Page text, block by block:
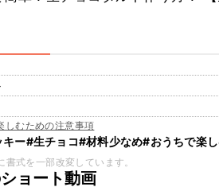
しむための注意事項
キー#生チョコ#材料少なめ#おうちで楽
式を一部改変しています。
ョート動画